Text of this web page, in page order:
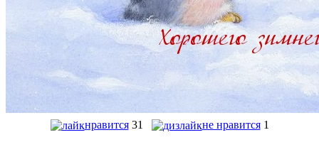
нравится 31 не нравится 1